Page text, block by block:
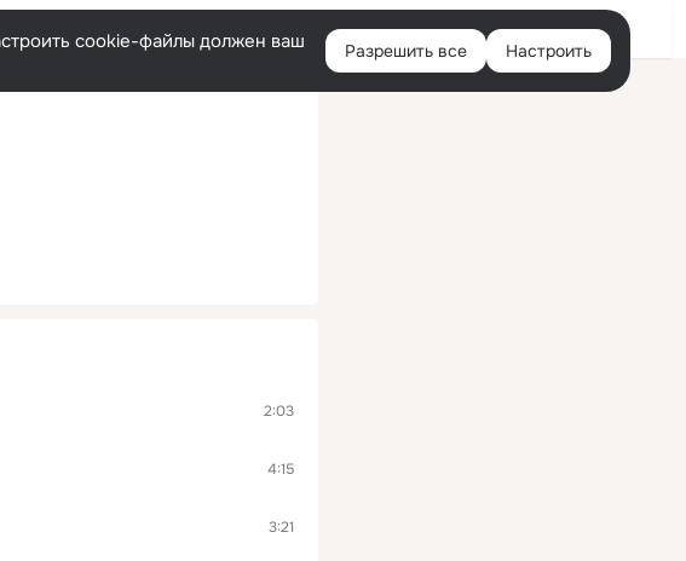
Войти
cookie-файлы должен ваш
Разрешить все Настроить
2:03
4:15
3:21